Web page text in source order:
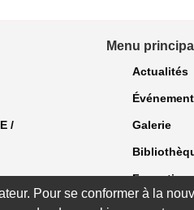
/
Menu principal
Actualités
Galerie
Bulletins
Pour se conformer à la